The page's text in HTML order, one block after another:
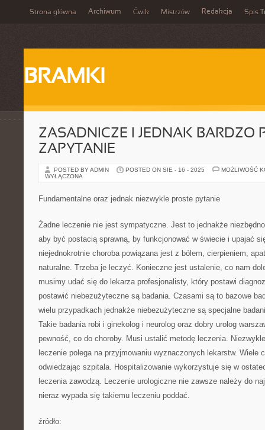
Strona główna Archiwum Ćwik Mistrzów Redakcja Spis
BRAMKI
ZASADNICZE I JEDNAK BARDZO
ZAPYTANIE
POSTED BY ADMIN POSTED ON SIE - 16 - 2025
MOŻLIWOŚĆ
WYŁĄCZONA
Fundamentalne oraz jednak niezwykle proste pytanie
Żadne leczenie nie jest sympatyczne. Jest to jednakże
aby być postacią sprawną, by funkcjonować w świecie i upajać
niejednokrotnie choroba powiązana jest z bólem, cierpieniem,
naturalne. Trzeba je leczyć. Konieczne jest ustalenie, co nam
musimy udać się do lekarza profesjonalisty, który postawi
postawić niebezużyteczne są badania. Czasami są to bazowe
wielu przypadkach jednakże niebezużyteczne są specjalne
Takie badania robi i ginekolog i neurolog oraz dobry urolog
pewność, co do choroby. Musi ustalić metodę leczenia.
leczenie polega na przyjmowaniu wyznaczonych lekarstw. Wiele
odwiedzając szpitala. Hospitalizowanie wykorzystuje się w
leczenia zawodzą. Leczenie urologiczne nie zawsze należy do
nieraz wypada się takiemu leczeniu poddać.
źródło: